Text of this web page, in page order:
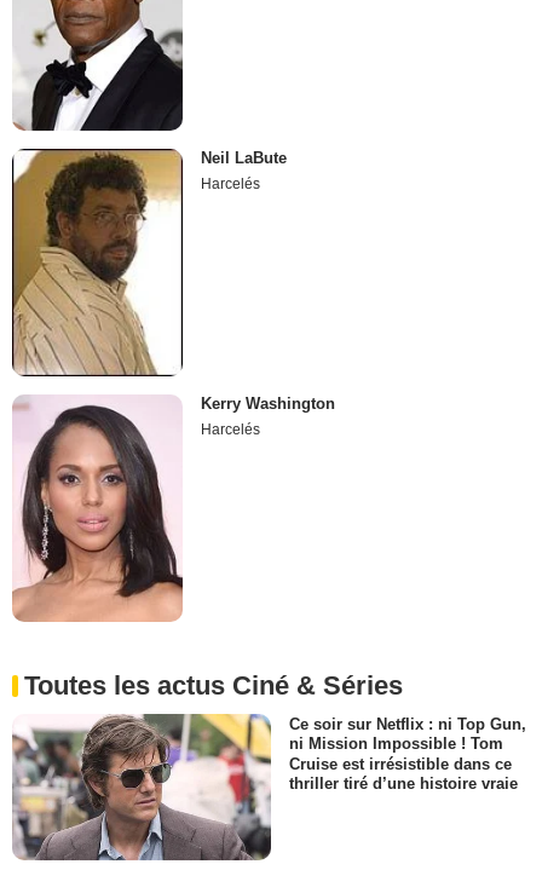
Neil LaBute
Harcelés
Kerry Washington
Harcelés
Toutes les actus Ciné & Séries
Ce soir sur Netflix : ni Top Gun,
ni Mission Impossible ! Tom
Cruise est irrésistible dans ce
thriller tiré d’une histoire vraie